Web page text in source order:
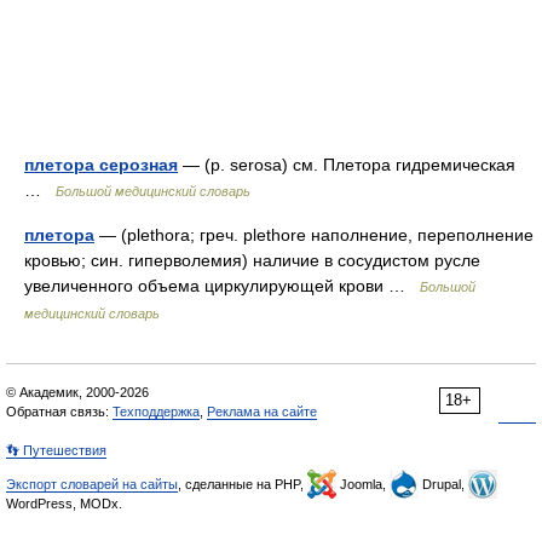
плетора серозная — (р. serosa) см. Плетора гидремическая
Большой медицинский словарь
плетора — (plethora; греч. plethore наполнение, переполнение
кровью; син. гиперволемия) наличие в сосудистом русле
увеличенного объема циркулирующей крови …
Большой
медицинский словарь
18+
© Академик, 2000-2026
Обратная связь: Техподдержка Реклама на сайте
👣 Путешествия
Экспорт словарей на сайты , сделанные на PHP, Joomla,
Drupal,
WordPress, MODx.